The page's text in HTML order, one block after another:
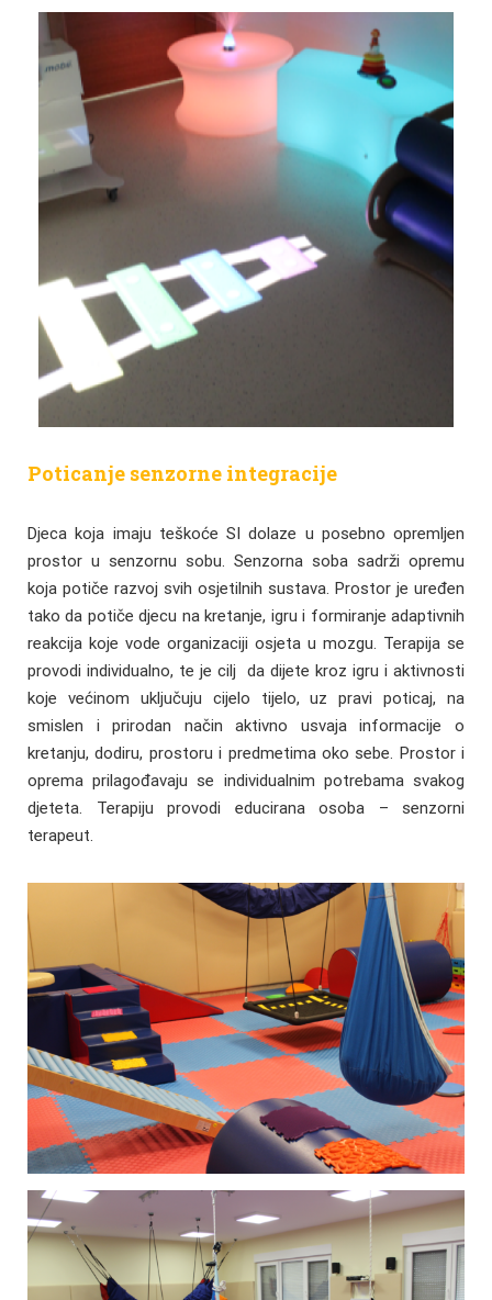
Poticanje senzorne integracije
Djeca koja imaju teškoće SI dolaze u posebno opremljen
prostor u senzornu sobu. Senzorna soba sadrži opremu
koja potiče razvoj svih osjetilnih sustava. Prostor je uređen
tako da potiče djecu na kretanje, igru i formiranje adaptivnih
reakcija koje vode organizaciji osjeta u mozgu. Terapija se
provodi individualno, te je cilj da dijete kroz igru i aktivnosti
koje većinom uključuju cijelo tijelo, uz pravi poticaj, na
smislen i prirodan način aktivno usvaja informacije o
kretanju, dodiru, prostoru i predmetima oko sebe. Prostor i
oprema prilagođavaju se individualnim potrebama svakog
djeteta. Terapiju provodi educirana osoba – senzorni
terapeut.